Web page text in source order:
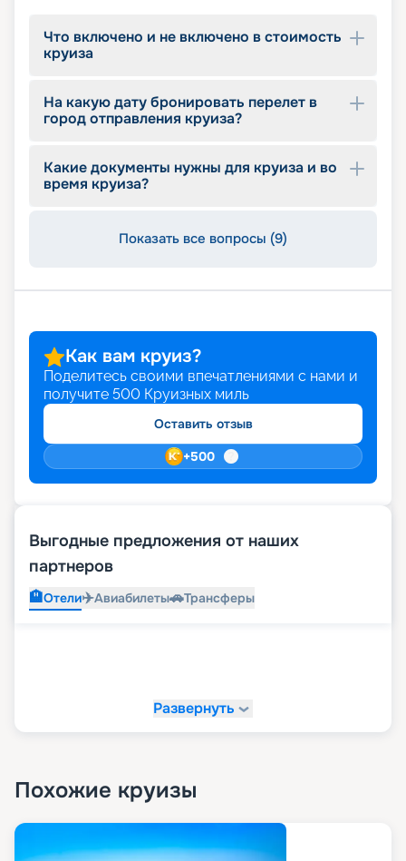
Что включено и не включено в стоимость
круиза
На какую дату бронировать перелет в
город отправления круиза?
Какие документы нужны для круиза и во
время круиза?
Показать все вопросы (9)
Как вам круиз?
Поделитесь своими впечатлениями с нами и
получите 500 Круизных миль
Оставить отзыв
+500
Выгодные предложения от наших
партнеров
🏨Отели✈️Авиабилеты🚗Трансферы
Развернуть
Похожие круизы